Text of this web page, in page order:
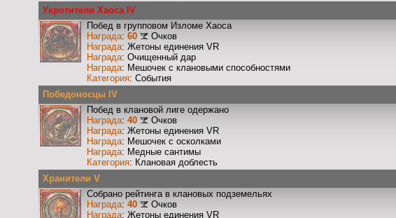
Укротители Хаоса IV
Побед в групповом Изломе Хаоса
Награда: 60
Очков
Награда: Жетоны единения VR
Награда: Очищенный дар
Награда: Мешочек с клановыми способностями
Категория: События
Победоносцы IV
Побед в клановой лиге одержано
Награда: 40
Очков
Награда: Жетоны единения VR
Награда: Мешочек с осколками
Награда: Медные сантимы
Категория: Клановая доблесть
Хранители V
Собрано рейтинга в клановых подземельях
Награда: 40
Очков
Награда: Жетоны единения VR